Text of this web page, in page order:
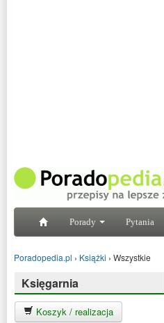
Porady Pytania
Poradopedia.pl › Książki › Wszystkie
Księgarnia
Koszyk / realizacja